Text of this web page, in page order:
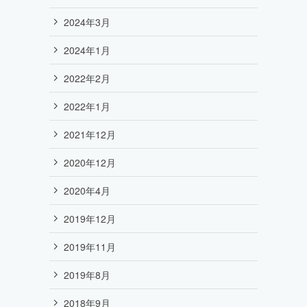
2024年3月
2024年1月
2022年2月
2022年1月
2021年12月
2020年12月
2020年4月
2019年12月
2019年11月
2019年8月
2018年9月